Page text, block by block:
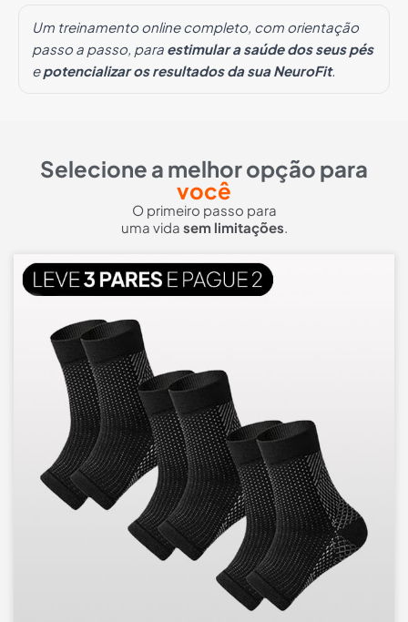
Um treinamento online completo, com orientação
passo a passo, para estimular a saúde dos seus pés
epotencializar os resultados da sua NeuroFit.
Selecione a melhor opção para
você
O primeiro passo para
uma vida sem limitações